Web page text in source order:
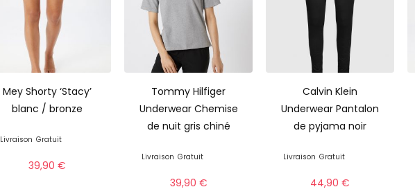
Mey Shorty ‘Stacy’
blanc / bronze
Livraison Gratuit
39,90 €
Tommy Hilfiger
Underwear Chemise
de nuit gris chiné
Livraison Gratuit
39,90 €
Calvin Klein
Underwear Pantalon
de pyjama noir
Livraison Gratuit
44,90€